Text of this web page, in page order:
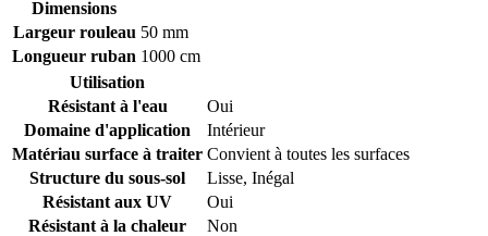
Dimensions
Largeur rouleau 50 mm
Longueur ruban 1000 cm
Utilisation
Résistant à l'eau
Oui
Domaine d'application
Intérieur
Matériau surface à traiter Convient à toutes les surfaces
Structure du sous-sol
Lisse, Inégal
Résistant aux UV
Oui
Résistant à la chaleur
Non